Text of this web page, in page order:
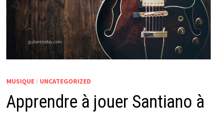
MUSIQUE/ UNCATEGORIZED
Apprendre à jouer Santiano à